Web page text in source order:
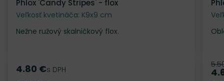
Phlox 'Candy Stripes' - flox
Veľkosť kvetináča: K9x9 cm
Nežne ružový skalničkový flox.
Cena
4.80 €s DPH